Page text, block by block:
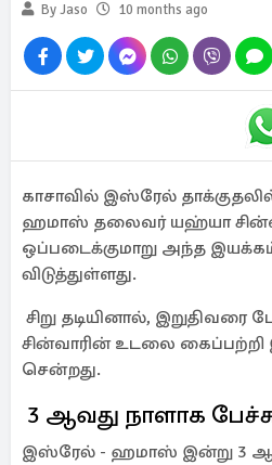
By Jaso
10 months ago
காசாவில் இஸ்ரேல்
ஹமாஸ் தலைவர் யஹ்யா
ஒப்படைக்குமாறு அந்த
விடுத்துள்ளது.
சிறு தடியினால்,
சின்வாரின் உடலை கைப்பற்றி
சென்றது.
3 ஆவது நாளாக
இஸ்ரேல் - ஹமாஸ் இன்று 3